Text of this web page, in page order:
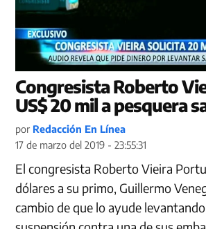
Congresista Roberto
US$ 20 mil a pesquera
por Redacción En Línea
17 de marzo del 2019 - 23:55:31
El congresista Roberto Vieira
dólares a su primo, Guillermo
cambio de que lo ayude